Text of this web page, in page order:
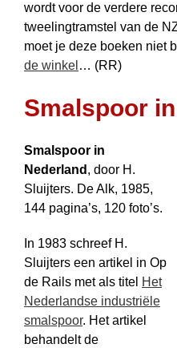
wordt voor de verdere
tweelingtramstel van de
moet je deze boeken niet
de winkel … (RR)
Smalspoor
Smalspoor in
Nederland , door H.
Sluijters. De Alk, 1985,
144 pagina’s, 120 foto’s.
In 1983 schreef H.
Sluijters een artikel in Op
de Rails met als titel Het
Nederlandse industriële
smalspoor. Het artikel
behandelt de